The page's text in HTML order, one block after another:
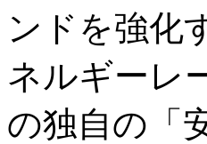
ンドを強化
ネルギーレ
の独自の「